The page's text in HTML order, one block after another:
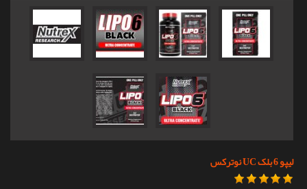
لیپو 6 بلک UC نوترکس